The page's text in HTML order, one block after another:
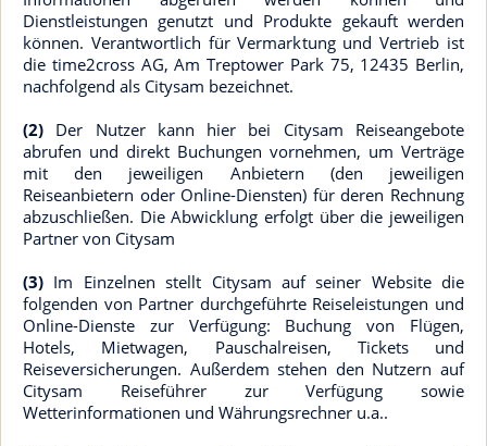
Dienstleistungen genutzt und Produkte gekauft werden
können. Verantwortlich für Vermarktung und Vertrieb ist
die time2cross AG, Am Treptower Park 75, 12435 Berlin,
nachfolgend als Citysam bezeichnet.
(2) Der Nutzer kann hier bei Citysam Reiseangebote
abrufen und direkt Buchungen vornehmen, um Verträge
mit den jeweiligen Anbietern (den jeweiligen
Reiseanbietern oder Online-Diensten) für deren Rechnung
abzuschließen. Die Abwicklung erfolgt über die jeweiligen
Partner von Citysam
(3) Im Einzelnen stellt Citysam auf seiner Website die
folgenden von Partner durchgeführte Reiseleistungen und
Online-Dienste zur Verfügung: Buchung von Flügen,
Hotels, Mietwagen, Pauschalreisen, Tickets und
Reiseversicherungen. Außerdem stehen den Nutzern auf
Citysam Reiseführer zur Verfügung sowie
Wetterinformationen und Währungsrechner u.a..